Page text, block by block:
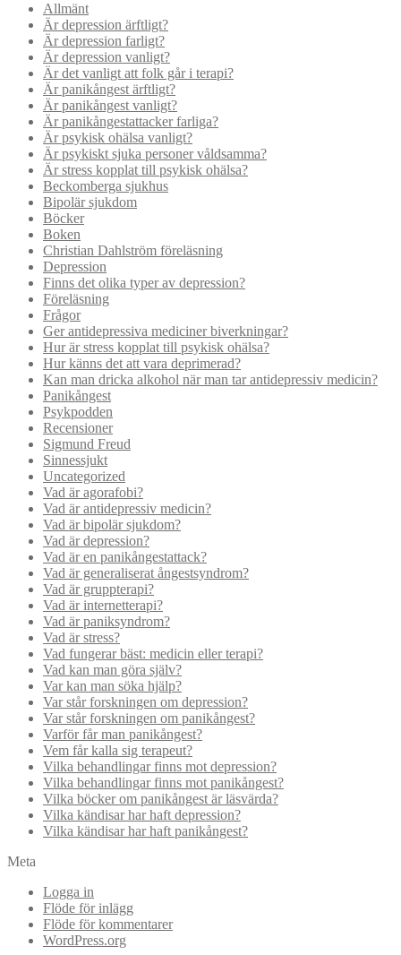
Allmänt
Är depression ärftligt?
Är depression farligt?
Är depression vanligt?
Är det vanligt att folk går i terapi?
Är panikångest ärftligt?
Är panikångest vanligt?
Är panikångestattacker farliga?
Är psykisk ohälsa vanligt?
Är psykiskt sjuka personer våldsamma?
Är stress kopplat till psykisk ohälsa?
Beckomberga sjukhus
Bipolär sjukdom
Böcker
Boken
Christian Dahlström föreläsning
Depression
Finns det olika typer av depression?
Föreläsning
Frågor
Ger antidepressiva mediciner biverkningar?
Hur är stress kopplat till psykisk ohälsa?
Hur känns det att vara deprimerad?
Kan man dricka alkohol när man tar antidepressiv medicin?
Panikångest
Psykpodden
Recensioner
Sigmund Freud
Sinnessjukt
Uncategorized
Vad är agorafobi?
Vad är antidepressiv medicin?
Vad är bipolär sjukdom?
Vad är depression?
Vad är en panikångestattack?
Vad är generaliserat ångestsyndrom?
Vad är gruppterapi?
Vad är internetterapi?
Vad är paniksyndrom?
Vad är stress?
Vad fungerar bäst: medicin eller terapi?
Vad kan man göra själv?
Var kan man söka hjälp?
Var står forskningen om depression?
Var står forskningen om panikångest?
Varför får man panikångest?
Vem får kalla sig terapeut?
Vilka behandlingar finns mot depression?
Vilka behandlingar finns mot panikångest?
Vilka böcker om panikångest är läsvärda?
Vilka kändisar har haft depression?
Vilka kändisar har haft panikångest?
Meta
Logga in
Flöde för inlägg
Flöde för kommentarer
WordPress.org